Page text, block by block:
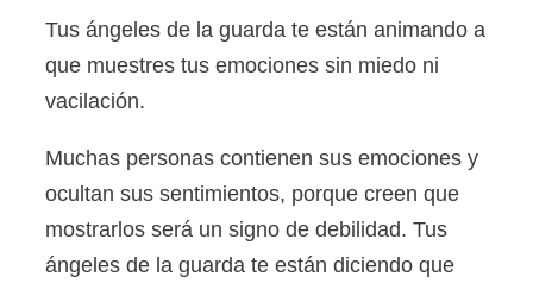
Tus ángeles de la guarda te están animando a
que muestres tus emociones sin miedo ni
vacilación.
Muchas personas contienen sus emociones y
ocultan sus sentimientos, porque creen que
mostrarlos será un signo de debilidad. Tus
ángeles de la guarda te están diciendo que